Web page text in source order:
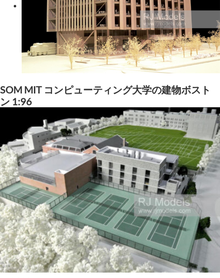
SOM MIT コンピューティング大学の建物ボスト
ン 1:96